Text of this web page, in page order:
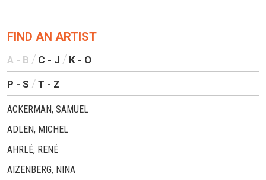
FIND AN ARTIST
A - B C - J K - O
P - S T - Z
ACKERMAN, SAMUEL
ADLEN, MICHEL
AHRLÉ, RENÉ
AIZENBERG, NINA